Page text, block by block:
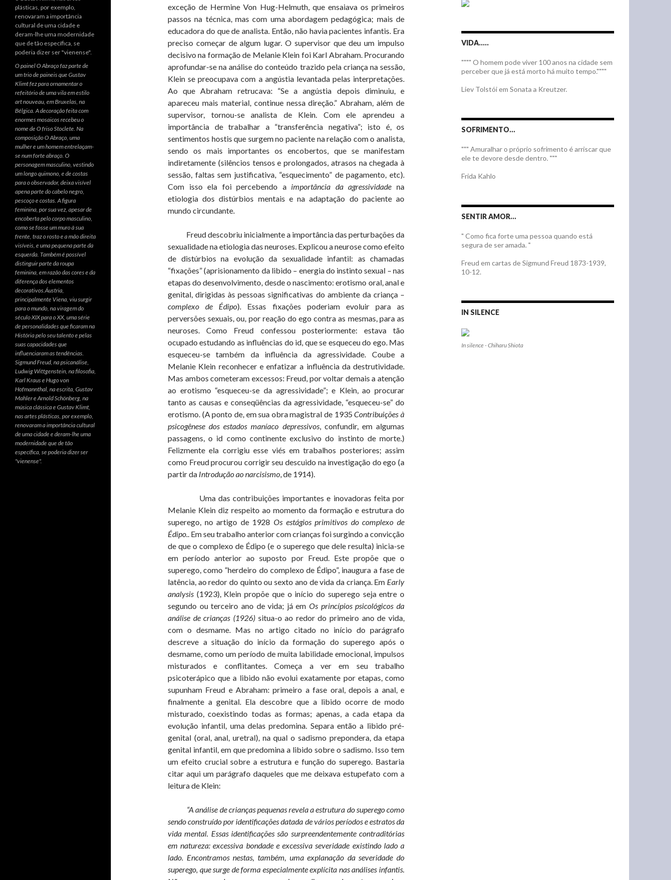
exceção de Hermine Von Hug-Helmuth, que ensaiava os primeiros
passos na técnica, mas com uma abordagem pedagógica; mais de
educadora do que de analista. Então, não havia pacientes infantis. Era
preciso começar de algum lugar. O supervisor que deu um impulso
decisivo na formação de Melanie Klein foi Karl Abraham. Procurando
aprofundar-se na análise do conteúdo trazido pela criança na sessão,
Klein se preocupava com a angústia levantada pelas interpretações.
Ao que Abraham retrucava: “Se a angústia depois diminuiu, e
apareceu mais material, continue nessa direção.” Abraham, além de
supervisor, tornou-se analista de Klein. Com ele aprendeu a
importância de trabalhar a “transferência negativa”; isto é, os
sentimentos hostis que surgem no paciente na relação com o analista,
sendo os mais importantes os encobertos, que se manifestam
indiretamente (silêncios tensos e prolongados, atrasos na chegada à
sessão, faltas sem justificativa, “esquecimento” de pagamento, etc).
Com isso ela foi percebendo a importância da agressividadena
etiologia dos distúrbios mentais e na adaptação do paciente ao
mundo circundante.
Freud descobriu inicialmente a importância das perturbações da
sexualidade na etiologia das neuroses. Explicou a neurose como efeito
de distúrbios na evolução da sexualidade infantil: as chamadas
“fixações” (aprisionamento da libido – energia do instinto sexual – nas
etapas do desenvolvimento, desde o nascimento: erotismo oral, anal e
genital, dirigidas às pessoas significativas do ambiente da criança –
complexo de Édipo). Essas fixações poderiam evoluir para as
perversões sexuais, ou, por reação do ego contra as mesmas, para as
neuroses. Como Freud confessou posteriormente: estava tão
ocupado estudando as influências do id, que se esqueceu do ego. Mas
esqueceu-se também da influência da agressividade. Coube a
Melanie Klein reconhecer e enfatizar a influência da destrutividade.
Mas ambos cometeram excessos: Freud, por voltar demais a atenção
ao erotismo “esqueceu-se da agressividade”; e Klein, ao procurar
tanto as causas e conseqüências da agressividade, “esqueceu-se” do
erotismo. (A ponto de, em sua obra magistral de 1935Contribuições à
psicogênese dos estados maníaco depressivos, confundir, em algumas
passagens, o id como continente exclusivo do instinto de morte.)
Felizmente ela corrigiu esse viés em trabalhos posteriores; assim
como Freud procurou corrigir seu descuido na investigação do ego (a
partir da Introdução ao narcisismo, de 1914).
Uma das contribuições importantes e inovadoras feita por
Melanie Klein diz respeito ao momento da formação e estrutura do
superego, no artigo de 1928 Os estágios primitivos do complexo de
Édipo.. Em seu trabalho anterior com crianças foi surgindo a convicção
de que o complexo de Édipo (e o superego que dele resulta) inicia-se
em período anterior ao suposto por Freud. Este propõe que o
superego, como “herdeiro do complexo de Édipo”, inaugura a fase de
latência, ao redor do quinto ou sexto ano de vida da criança. Em Early
analysis (1923), Klein propõe que o início do superego seja entre o
segundo ou terceiro ano de vida; já emOs princípios psicológicos da
análise de crianças (1926) situa-o ao redor do primeiro ano de vida,
com o desmame. Mas no artigo citado no início do parágrafo
descreve a situação do início da formação do superego após o
desmame, como um período de muita labilidade emocional, impulsos
misturados e conflitantes. Começa a ver em seu trabalho
psicoterápico que a libido não evolui exatamente por etapas, como
supunham Freud e Abraham: primeiro a fase oral, depois a anal, e
finalmente a genital. Ela descobre que a libido ocorre de modo
misturado, coexistindo todas as formas; apenas, a cada etapa da
evolução infantil, uma delas predomina. Separa então a libido pré-
genital (oral, anal, uretral), na qual o sadismo prepondera, da etapa
genital infantil, em que predomina a libido sobre o sadismo. Isso tem
um efeito crucial sobre a estrutura e função do superego. Bastaria
citar aqui um parágrafo daqueles que me deixava estupefato com a
leitura de Klein:
“A análise de crianças pequenas revela a estrutura do superego como
sendo construído por identificações datada de vários períodos e estratos da
vida mental. Essas identificações são surpreendentemente contraditórias
em natureza: excessiva bondade e excessiva severidade existindo lado a
lado. Encontramos nestas, também, uma explanação da severidade do
superego, que surge de forma especialmente explícita nas análises infantis.
VIDA…..
"""" O homem pode viver 100 anos na cidade sem
perceber que já está morto há muito tempo.""""
Liev Tolstói em Sonata a Kreutzer.
SOFRIMENTO…
""" Amuralhar o próprio sofrimento é arriscar que
ele te devore desde dentro. """
Frida Kahlo
SENTIR AMOR…
" Como fica forte uma pessoa quando está
segura de ser amada. "
Freud em cartas de Sigmund Freud 1873-1939,
10-12.
IN SILENCE
In silence - Chiharu Shiota
O painel O Abraço faz parte de
um trio de paineis que Gustav
Klimt fez para ornamentar o
refeitório de uma vila em estilo
art nouveau, em Bruxelas, na
Bélgica. A decoração feita com
enormes mosaicos recebeu o
nome de O friso Stoclete. Na
composição O Abraço, uma
mulher e um homem entrelaçam-
se num forte abraço. O
personagem masculino, vestindo
um longo quimono, e de costas
para o observador, deixa visível
apena parte do cabelo negro,
pescoço e costas. A figura
feminina, por sua vez, apesar de
encoberta pelo corpo masculino,
como se fosse um muro à sua
frente, traz o rosto e a mão direita
visíveis, e uma pequena parte da
esquerda. Também é possível
distinguir parte da roupa
feminina, em razão das cores e da
diferença dos elementos
decorativos.Áustria,
principalmente Viena, viu surgir
para o mundo, na viragem do
século XIX para o XX, uma série
de personalidades que ficaram na
História pelo seu talento e pelas
suas capacidades que
influenciaram as tendências.
Sigmund Freud, na psicanálise,
Ludwig Wittgenstein, na filosofia,
Karl Kraus e Hugo von
Hofmannthal, na escrita, Gustav
Mahler e Arnold Schönberg, na
música clássica e Gustav Klimt,
nas artes plásticas, por exemplo,
renovaram a importância cultural
de uma cidade e deram-lhe uma
modernidade que de tão
específica, se poderia dizer ser
"vienense".